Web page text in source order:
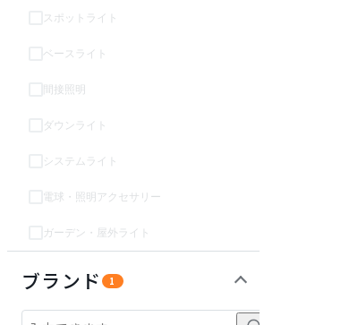
スポットライト
ベースライト
間接照明
ダウンライト
システムライト
電球・照明アクセサリー
ガーデン・屋外ライト
ブランド 1